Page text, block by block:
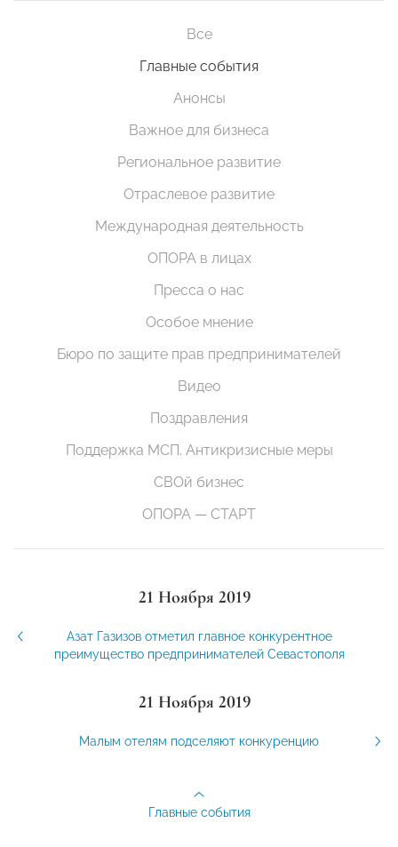
Все
Главные события
Анонсы
Важное для бизнеса
Региональное развитие
Отраслевое развитие
Международная деятельность
ОПОРА в лицах
Пресса о нас
Особое мнение
Бюро по защите прав предпринимателей
Видео
Поздравления
Поддержка МСП. Антикризисные меры
СВОй бизнес
ОПОРА — СТАРТ
21 Ноября 2019
Азат Газизов отметил главное конкурентное
преимущество предпринимателей Севастополя
21 Ноября 2019
Малым отелям подселяют конкуренцию
Главные события